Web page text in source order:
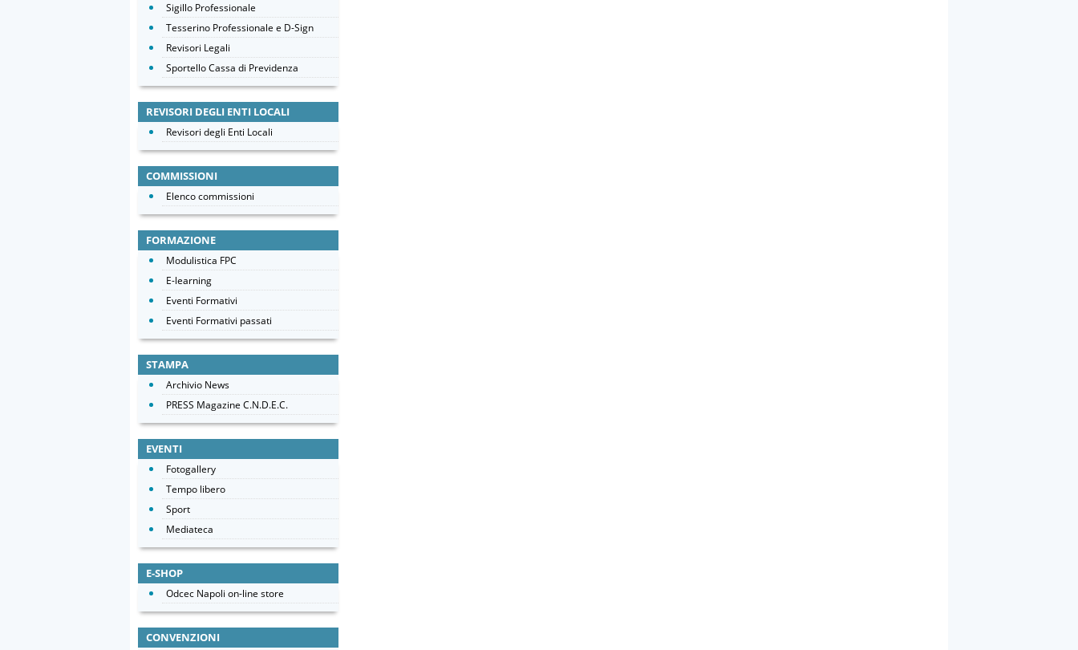
Sigillo Professionale
Tesserino Professionale e D-Sign
Revisori Legali
Sportello Cassa di Previdenza
REVISORI DEGLI ENTI LOCALI
Revisori degli Enti Locali
COMMISSIONI
Elenco commissioni
FORMAZIONE
Modulistica FPC
E-learning
Eventi Formativi
Eventi Formativi passati
STAMPA
Archivio News
PRESS Magazine C.N.D.E.C.
EVENTI
Fotogallery
Tempo libero
Sport
Mediateca
E-SHOP
Odcec Napoli on-line store
CONVENZIONI